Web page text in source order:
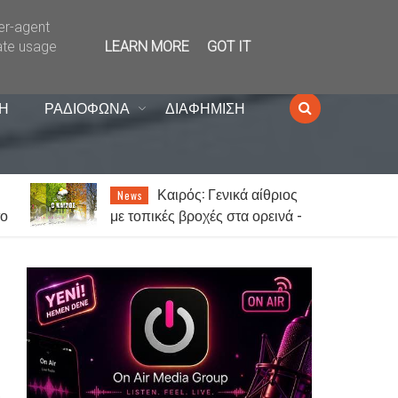
ΡΑΔΙΟΦΩΝΑ ΔΙΑΦΗΜΙΣΗ
News
Καιρός: Γενικά αίθριος
με τοπικές βροχές στα ορεινά -
agent
usage
LEARN MORE GOT IT